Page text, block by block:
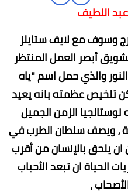
اللطيف
وسوف مع لايف ستايلز
أبصر العمل المنتظر
والذي حمل اسم "ياه
تلخيص عظمته بانه يعيد
الزمن الجميل
، ويصف سلطان الطرب في
يلحق بالإنسان من أقرب
الحياة ان تبعد الأحباب
،